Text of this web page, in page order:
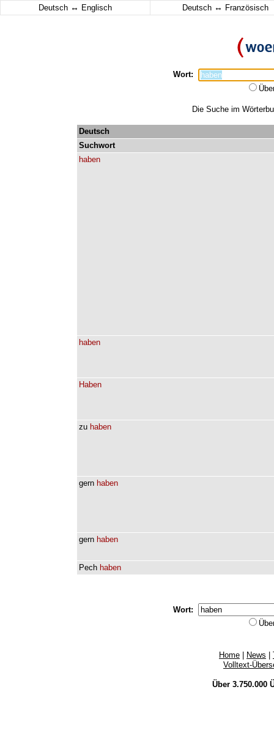
Deutsch ↔ Englisch Deutsch ↔ Französisch
Wort:
Die Suche im
Deutsch
Suchwort
haben
haben
Haben
zu haben
gern haben
gern haben
Pech haben
Wort:
Home News
Volltext-
Über 3.750.000